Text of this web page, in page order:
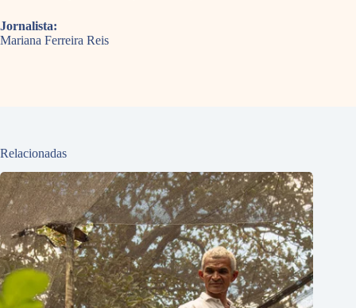
Jornalista:
Mariana Ferreira Reis
Relacionadas